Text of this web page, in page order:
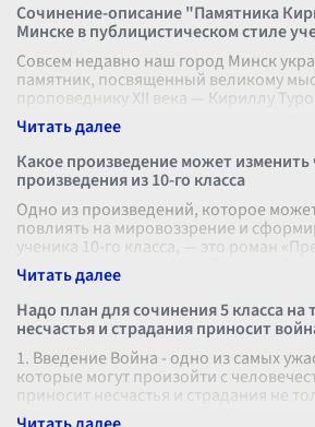
Сочинение-описание "Памятника
Минске в публицистическом стиле
Совсем недавно наш город Минск
памятник, посвященный великому
проповеднику XII века — Кириллу
расположен в одном из самых
Какое произведение может
произведения из 10-го класса
Одно из произведений, которое
повлиять на мировоззрение и
ученика 10-го класса, — это роман
наказание» Федора Михайловича До
Надо план для сочинения 5 класса на
несчастья и страдания приносит
1. Введение Война - одно из самых
которые могут произойти с
приносит несчастья и страдания не
находится на передовой, но и г